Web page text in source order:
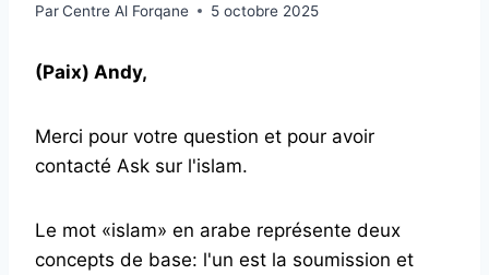
ParCentre Al Forqane 5 octobre 2025
(Paix) Andy,
Merci pour votre question et pour avoir
contacté Ask sur l'islam.
Le mot «islam» en arabe représente deux
concepts de base: l'un est la soumission et